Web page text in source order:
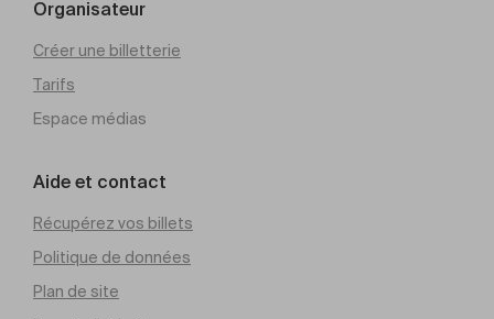
Organisateur
Créer une billetterie
Tarifs
Espace médias
Aide et contact
Récupérez vos billets
Politique de données
Plan de site